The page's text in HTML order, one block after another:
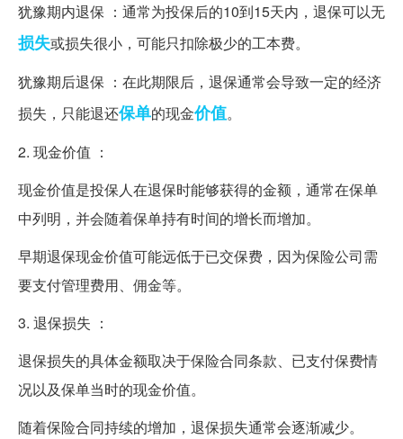
犹豫期内退保 ：通常为投保后的10到15天内，退保可以无
损失或损失很小，可能只扣除极少的工本费。
犹豫期后退保 ：在此期限后，退保通常会导致一定的经济
损失，只能退还保单的现金价值。
2. 现金价值 ：
现金价值是投保人在退保时能够获得的金额，通常在保单
中列明，并会随着保单持有时间的增长而增加。
早期退保现金价值可能远低于已交保费，因为保险公司需
要支付管理费用、佣金等。
3. 退保损失 ：
退保损失的具体金额取决于保险合同条款、已支付保费情
况以及保单当时的现金价值。
随着保险合同持续的增加，退保损失通常会逐渐减少。